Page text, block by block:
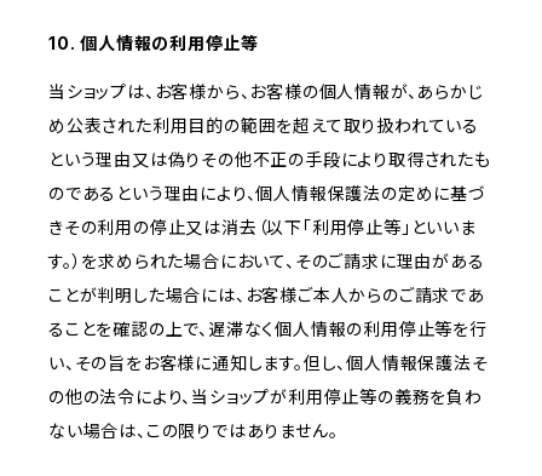
10. 個人情報の利用停止等
当ショップは、お客様から、お客様の個人情報が、あらかじ
め公表された利用目的の範囲を超えて取り扱われている
という理由又は偽りその他不正の手段により取得されたも
のであるという理由により、個人情報保護法の定めに基づ
きその利用の停止又は消去（以下「利用停止等」といいま
す。）を求められた場合において、そのご請求に理由がある
ことが判明した場合には、お客様ご本人からのご請求であ
ることを確認の上で、遅滞なく個人情報の利用停止等を行
い、その旨をお客様に通知します。但し、個人情報保護法そ
の他の法令により、当ショップが利用停止等の義務を負わ
ない場合は、この限りではありません。